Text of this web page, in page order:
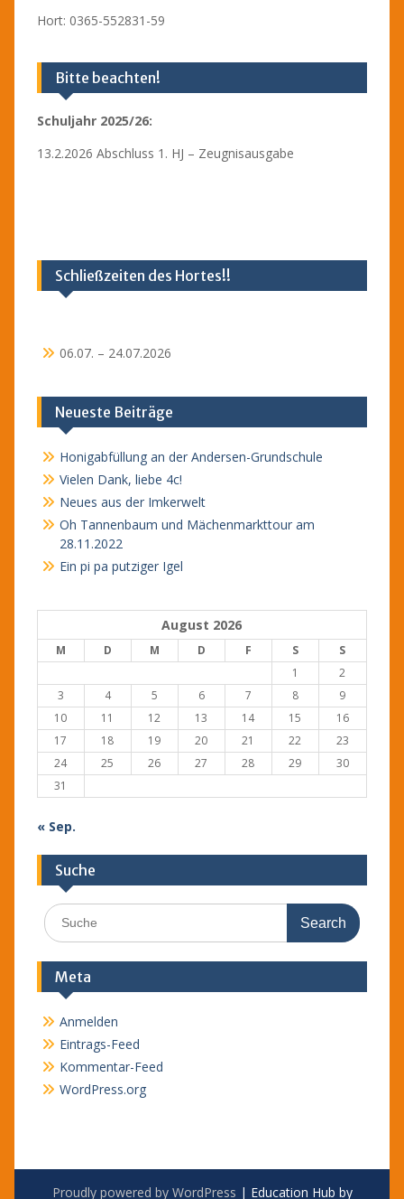
Hort: 0365-552831-59
Bitte beachten!
Schuljahr 2025/26:
13.2.2026 Abschluss 1. HJ – Zeugnisausgabe
Schließzeiten des Hortes!!
06.07. – 24.07.2026
Neueste Beiträge
Honigabfüllung an der Andersen-Grundschule
Vielen Dank, liebe 4c!
Neues aus der Imkerwelt
Oh Tannenbaum und Mächenmarkttour am
28.11.2022
Ein pi pa putziger Igel
August 2026
M D M D F S
S
1
2
3
4 5 6 7 8
9
10
11 12 13 14 15
16
17
18 19 20 21 22
23
24
25 26 27 28 29
30
31
« Sep.
Suche
Search
for:
Meta
Anmelden
Eintrags-Feed
Kommentar-Feed
WordPress.org
Proudly powered by WordPress | Education Hub by